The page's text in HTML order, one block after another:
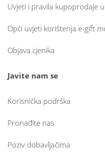
Uvjeti i pravila kupoprodaje
Opći uvjeti korištenja e-gift
Objava cjenika
Javite nam se
Korisnička podrška
Pronađite nas
Poziv dobavljačima